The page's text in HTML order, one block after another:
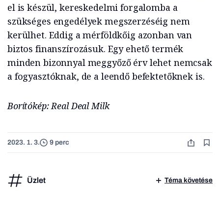
el is készül, kereskedelmi forgalomba a
szükséges engedélyek megszerzéséig nem
kerülhet. Eddig a mérföldkőig azonban van
biztos finanszírozásuk. Egy ehető termék
minden bizonnyal meggyőző érv lehet nemcsak
a fogyasztóknak, de a leendő befektetőknek is.
Borítókép: Real Deal Milk
2023. 1. 3. 9 perc
Üzlet Téma követése